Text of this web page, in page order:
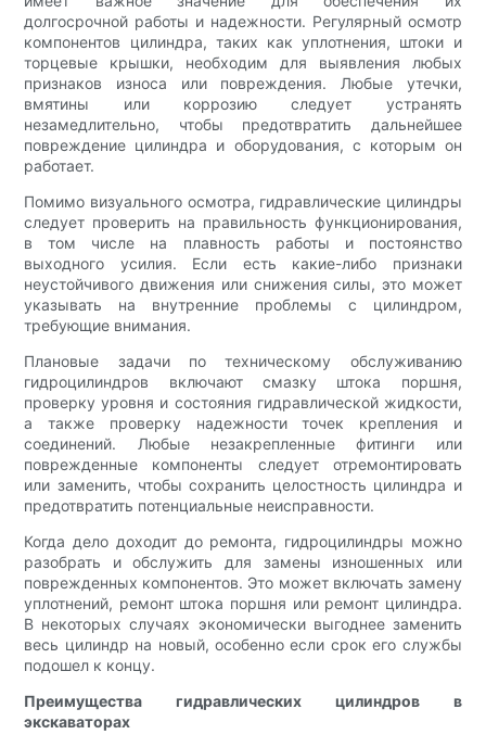
долгосрочной работы и надежности. Регулярный осмотр
компонентов цилиндра, таких как уплотнения, штоки и
торцевые крышки, необходим для выявления любых
признаков износа или повреждения. Любые утечки,
вмятины или коррозию следует устранять
незамедлительно, чтобы предотвратить дальнейшее
повреждение цилиндра и оборудования, с которым он
работает.
Помимо визуального осмотра, гидравлические цилиндры
следует проверить на правильность функционирования,
в том числе на плавность работы и постоянство
выходного усилия. Если есть какие-либо признаки
неустойчивого движения или снижения силы, это может
указывать на внутренние проблемы с цилиндром,
требующие внимания.
Плановые задачи по техническому обслуживанию
гидроцилиндров включают смазку штока поршня,
проверку уровня и состояния гидравлической жидкости,
а также проверку надежности точек крепления и
соединений. Любые незакрепленные фитинги или
поврежденные компоненты следует отремонтировать
или заменить, чтобы сохранить целостность цилиндра и
предотвратить потенциальные неисправности.
Когда дело доходит до ремонта, гидроцилиндры можно
разобрать и обслужить для замены изношенных или
поврежденных компонентов. Это может включать замену
уплотнений, ремонт штока поршня или ремонт цилиндра.
В некоторых случаях экономически выгоднее заменить
весь цилиндр на новый, особенно если срок его службы
подошел к концу.
Преимущества гидравлических цилиндров в
экскаваторах